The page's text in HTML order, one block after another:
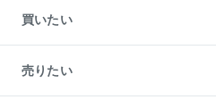
買いたい
新築・分譲マンションの購入
中古マンションの購入
一戸建ての購入
売りたい